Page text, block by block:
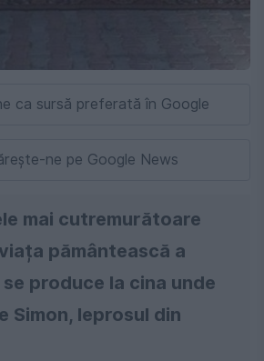
ca sursă preferată în Google
ne pe Google News
mai cutremurătoare
pământească a
produce la cina unde
Simon, leprosul din